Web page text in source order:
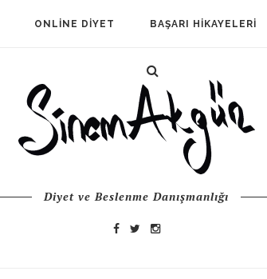
ONLINE DIYET BAŞARI HIKAYELERI
Diyet ve Beslenme Danışmanlığı